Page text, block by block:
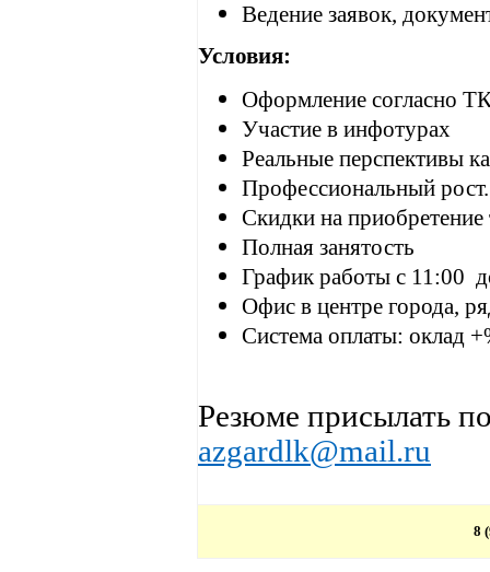
Ведение заявок,
Условия:
Оформление согласно
Участие в инфотурах
Реальные перспективы
Профессиональный рост.
Скидки на приобретение
Полная занятость
График работы с 11:00
Офис в центре города,
Система оплаты: оклад
Резюме присылать
azgardlk@mail.ru
8